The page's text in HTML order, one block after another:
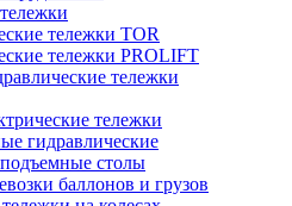
тележки TOR
тележки PROLIFT
тележки
тележки
гидравлические
столы
баллонов и грузов